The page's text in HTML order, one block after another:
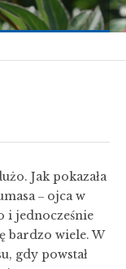
Jak pokazała
‒ ojca w
i jednocześnie
bardzo wiele. W
gdy powstał